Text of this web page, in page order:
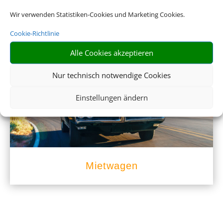
Wir verwenden Statistiken-Cookies und Marketing Cookies.
Cookie-Richtlinie
Alle Cookies akzeptieren
Nur technisch notwendige Cookies
Einstellungen ändern
Empfehlungen für Ihre Reise
Sinnvolle Extras, die oft dazu gebucht werden.
Mietwagen